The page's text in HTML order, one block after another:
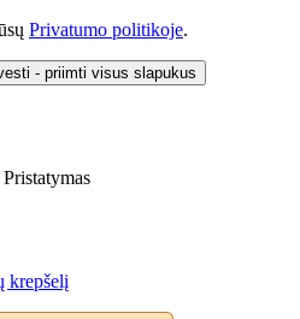
Privatumo politikoje.
- priimti visus slapukus
Pristatymas
krepšelį